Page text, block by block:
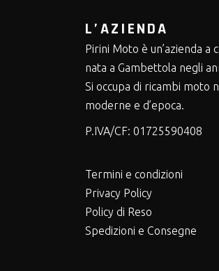
L’AZIENDA
Pirini Moto è un’azienda a
nata a Gambettola negli
Si occupa di ricambi moto
moderne e d’epoca.
P.IVA/CF: 01725590408
Termini e condizioni
Privacy Policy
Policy di Reso
Spedizioni e Consegne